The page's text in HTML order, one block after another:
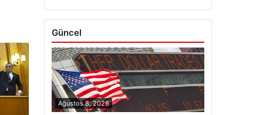
Güncel
Ağustos 8, 2026